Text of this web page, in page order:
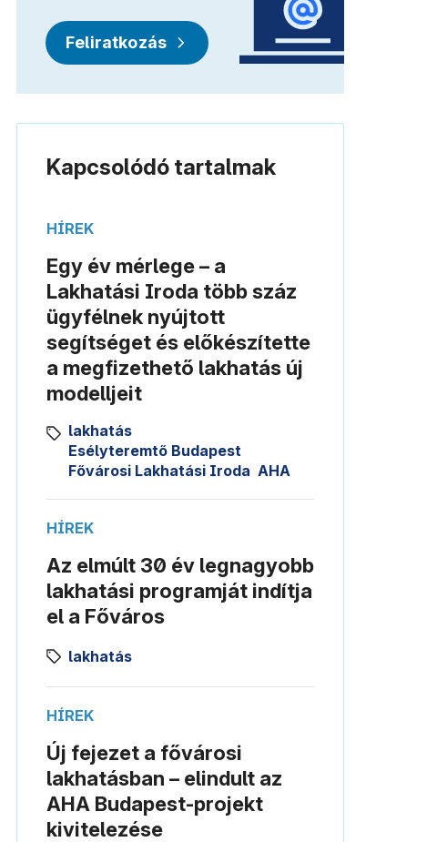
Feliratkozás
Kapcsolódó tartalmak
HÍREK
Egy év mérlege – a
Lakhatási Iroda több száz
ügyfélnek nyújtott
segítséget és előkészítette
a megfizethető lakhatás új
modelljeit
lakhatás
Esélyteremtő Budapest
Fővárosi Lakhatási Iroda AHA
HÍREK
Az elmúlt 30 év legnagyobb
lakhatási programját indítja
el a Főváros
lakhatás
HÍREK
Új fejezet a fővárosi
lakhatásban – elindult az
AHA Budapest-projekt
kivitelezése